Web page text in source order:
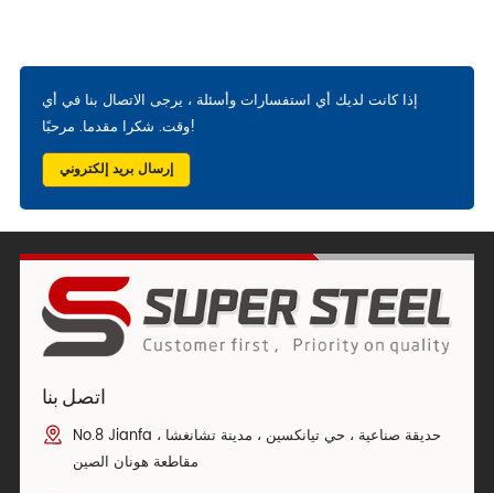
إذا كانت لديك أي استفسارات وأسئلة ، يرجى الاتصال بنا في أي
وقت. شكرا مقدما. مرحبًا!
إرسال بريد إلكتروني
اتصل بنا
No.8 Jianfa حديقة صناعية ، حي تيانكسين ، مدينة تشانغشا ،
مقاطعة هونان الصين